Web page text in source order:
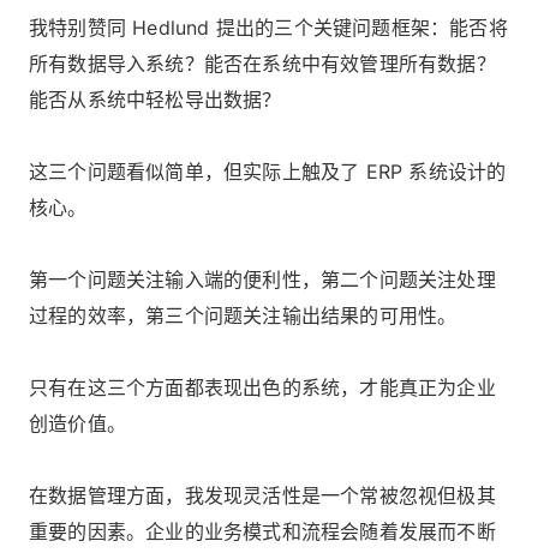
我特别赞同 Hedlund 提出的三个关键问题框架：能否将
所有数据导入系统？能否在系统中有效管理所有数据？
能否从系统中轻松导出数据？
这三个问题看似简单，但实际上触及了 ERP 系统设计的
核心。
第一个问题关注输入端的便利性，第二个问题关注处理
过程的效率，第三个问题关注输出结果的可用性。
只有在这三个方面都表现出色的系统，才能真正为企业
创造价值。
在数据管理方面，我发现灵活性是一个常被忽视但极其
重要的因素。企业的业务模式和流程会随着发展而不断